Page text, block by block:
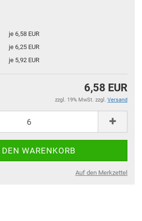
je 6,58 EUR
je 6,25 EUR
je 5,92 EUR
6,58 EUR
zzgl. 19% MwSt. zzgl. Versand
Auf den Merkzettel